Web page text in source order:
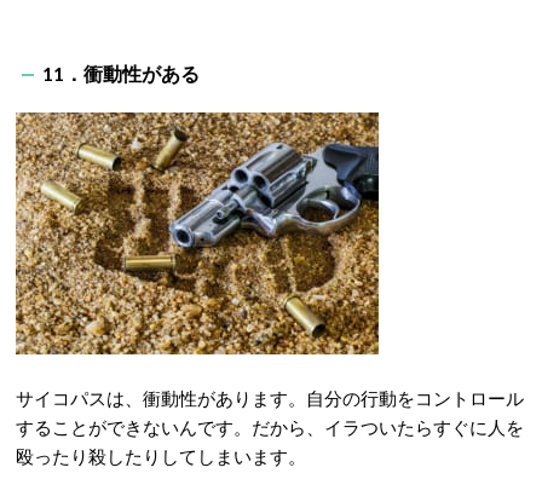
11．衝動性がある
サイコパスは、衝動性があります。自分の行動をコントロール
することができないんです。だから、イラついたらすぐに人を
殴ったり殺したりしてしまいます。